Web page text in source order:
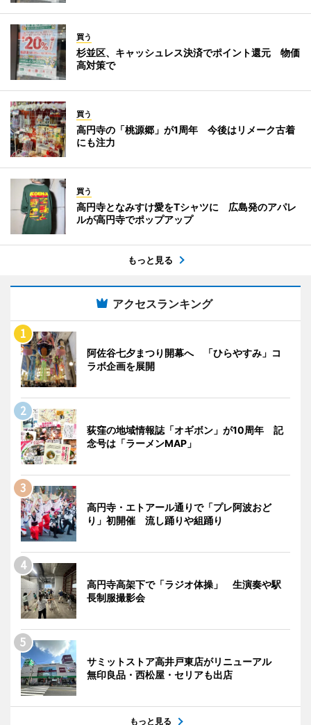
買う
杉並区、キャッシュレス決済でポイント還元 物価
高対策で
買う
高円寺の「桃源郷」が1周年 今後はリメーク古着
にも注力
買う
高円寺となみすけ愛をTシャツに 広島発のアパレ
ルが高円寺でポップアップ
もっと見る
アクセスランキング
阿佐谷七夕まつり開幕へ 「ひらやすみ」コ
ラボ企画を展開
荻窪の地域情報誌「オギボン」が10周年 記
念号は「ラーメンMAP」
高円寺・エトアール通りで「プレ阿波おど
り」初開催 流し踊りや組踊り
高円寺高架下で「ラジオ体操」 生演奏や駅
長制服撮影会
サミットストア高井戸東店がリニューアル
無印良品・西松屋・セリアも出店
もっと見る